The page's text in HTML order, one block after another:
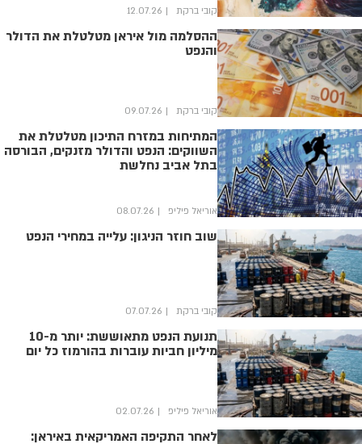
קובי ברקת 12.07.26
ההסלמה מול איראן מטלטלת את הדולר
והנפט
קובי ברקת 09.07.26
המתיחות במזרח התיכון מטלטלת את
השווקים: הנפט והדולר מזנקים, הבורסה
בתל אביב נחלשת
אוריאל פיליפ 08.07.26
שוב חוזר הניגון: עלייה במחירי הנפט
קובי ברקת 07.07.26
תנועת הנפט מתאוששת: יותר מ-10
מיליון חביות עוברות בהורמוז כל יום
אוריאל פיליפ 02.07.26
לאחר התקיפה האמריקאית באיראן: